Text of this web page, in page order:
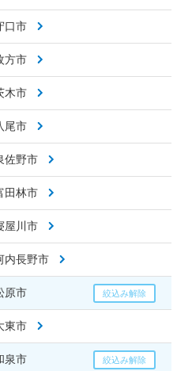
口市
方市
木市
尾市
佐野市
田林市
屋川市
内長野市
原市
東市
泉市